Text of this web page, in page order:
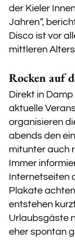
der Kieler
Jahren“,
Disco ist vor
mittleren
Rocken auf
Direkt in
aktuelle
organisieren
abends den
mitunter auch
Immer
Internetseiten
Plakate
entstehen
Urlaubsgäste
eher spontan